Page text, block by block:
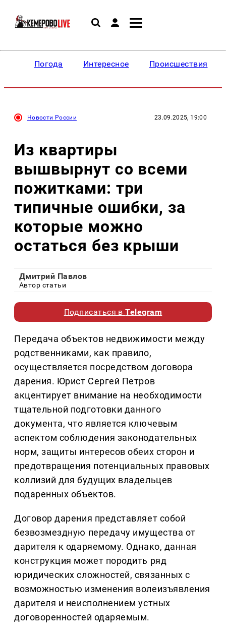
Погода Интересное Происшествия
Новости России 23.09.2025, 19:00
Из квартиры
вышвырнут со всеми
пожитками: три
типичные ошибки, за
которые можно
остаться без крыши
Дмитрий Павлов
Автор статьи
Подписаться вTelegram
Передача объектов недвижимости между
родственниками, как правило,
осуществляется посредством договора
дарения. Юрист Сергей Петров
акцентирует внимание на необходимости
тщательной подготовки данного
документа, что является ключевым
аспектом соблюдения законодательных
норм, защиты интересов обеих сторон и
предотвращения потенциальных правовых
коллизий для будущих владельцев
подаренных объектов.
Договор дарения представляет собой
безвозмездную передачу имущества от
дарителя к одаряемому. Однако, данная
конструкция может породить ряд
юридических сложностей, связанных с
возможностью изменения волеизъявления
дарителя и неисполнением устных
договоренностей одаряемым.